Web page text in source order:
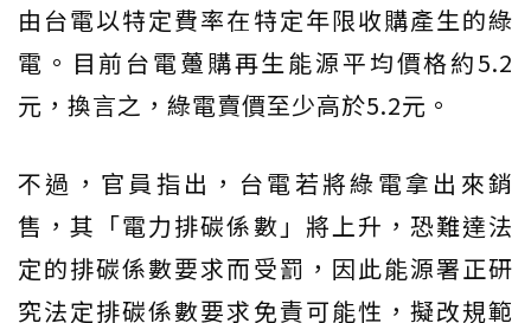
由台電以特定費率在特定年限收購產生的綠
電。目前台電躉購再生能源平均價格約5.2
元，換言之，綠電賣價至少高於5.2元。
不過，官員指出，台電若將綠電拿出來銷
售，其「電力排碳係數」將上升，恐難達法
定的排碳係數要求而受罰，因此能源署正研
究法定排碳係數要求免責可能性，擬改規範